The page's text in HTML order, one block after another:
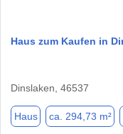
Haus zum Kaufen in
Dinslaken, 46537
Haus ca. 294,73 m²